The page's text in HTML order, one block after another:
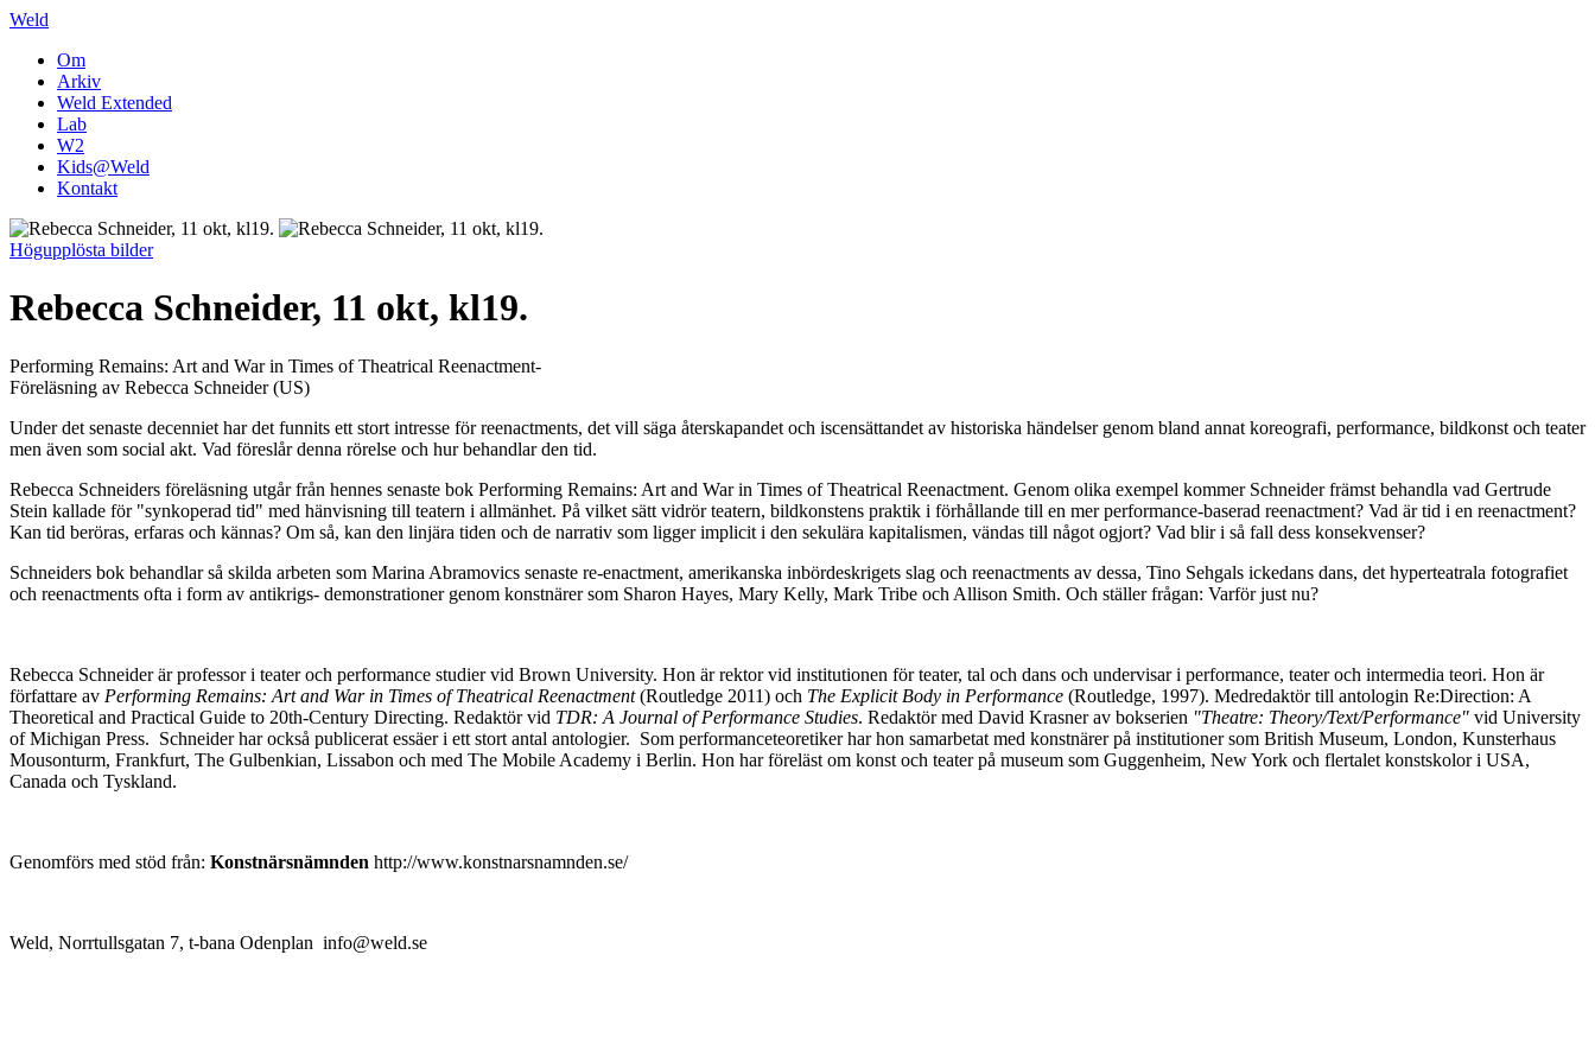
Weld
Om
Arkiv
Weld Extended
Lab
W2
Kids@Weld
Kontakt
Högupplösta bilder
Rebecca Schneider, 11 okt, kl19.
Performing Remains: Art and War in Times of Theatrical Reenactment-
Föreläsning av Rebecca Schneider (US)
Under det senaste decenniet har det funnits ett stort intresse för reenactments, det vill säga återskapandet och iscensättandet av historiska händelser genom bland annat koreografi, performance, bildkonst och teater
men även som social akt. Vad föreslår denna rörelse och hur behandlar den tid.
Rebecca Schneiders föreläsning utgår från hennes senaste bok Performing Remains: Art and War in Times of Theatrical Reenactment. Genom olika exempel kommer Schneider främst behandla vad Gertrude
Stein kallade för "synkoperad tid" med hänvisning till teatern i allmänhet. På vilket sätt vidrör teatern, bildkonstens praktik i förhållande till en mer performance-baserad reenactment? Vad är tid i en reenactment?
Kan tid beröras, erfaras och kännas? Om så, kan den linjära tiden och de narrativ som ligger implicit i den sekulära kapitalismen, vändas till något ogjort? Vad blir i så fall dess konsekvenser?
Schneiders bok behandlar så skilda arbeten som Marina Abramovics senaste re-enactment, amerikanska inbördeskrigets slag och reenactments av dessa, Tino Sehgals ickedans dans, det hyperteatrala fotografiet
och reenactments ofta i form av antikrigs- demonstrationer genom konstnärer som Sharon Hayes, Mary Kelly, Mark Tribe och Allison Smith. Och ställer frågan: Varför just nu?
Rebecca Schneider är professor i teater och performance studier vid Brown University. Hon är rektor vid institutionen för teater, tal och dans och undervisar i performance, teater och intermedia teori. Hon är
författare av Performing Remains: Art and War in Times of Theatrical Reenactment(Routledge 2011) och The Explicit Body in Performance (Routledge, 1997). Medredaktör till antologin Re:Direction: A
Theoretical and Practical Guide to 20th-Century Directing. Redaktör vid TDR: A Journal of Performance Studies. Redaktör med David Krasner av bokserien "Theatre: Theory/Text/Performance" vid University
of Michigan Press. Schneider har också publicerat essäer i ett stort antal antologier. Som performanceteoretiker har hon samarbetat med konstnärer på institutioner som British Museum, London, Kunsterhaus
Mousonturm, Frankfurt, The Gulbenkian, Lissabon och med The Mobile Academy i Berlin. Hon har föreläst om konst och teater på museum som Guggenheim, New York och flertalet konstskolor i USA,
Canada och Tyskland.
Genomförs med stöd från: Konstnärsnämnden http://www.konstnarsnamnden.se/
Weld, Norrtullsgatan 7, t-bana Odenplan info@weld.se